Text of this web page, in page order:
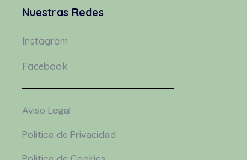
Nuestras Redes
Instagram
Facebook
Aviso Legal
Política de Privacidad